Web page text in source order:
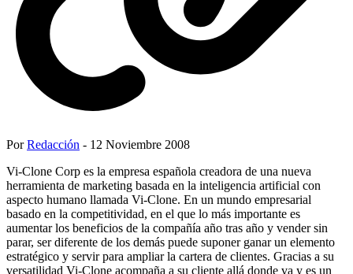
PorRedacción - 12 Noviembre 2008
Vi-Clone Corp es la empresa española creadora de una nueva
herramienta de marketing basada en la inteligencia artificial con
aspecto humano llamada Vi-Clone. En un mundo empresarial
basado en la competitividad, en el que lo más importante es
aumentar los beneficios de la compañía año tras año y vender sin
parar, ser diferente de los demás puede suponer ganar un elemento
estratégico y servir para ampliar la cartera de clientes. Gracias a su
versatilidad Vi-Clone acompaña a su cliente allá donde va y es un